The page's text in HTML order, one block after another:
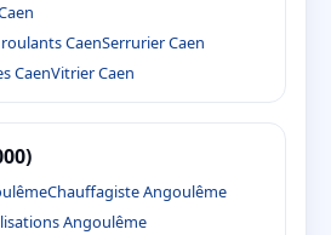
CaenSerrurier Caen
CaenVitrier Caen
Chauffagiste Angoulême
Angoulême